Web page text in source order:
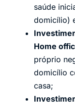
saúde
domicílio)
Home
próprio
domicílio
casa;